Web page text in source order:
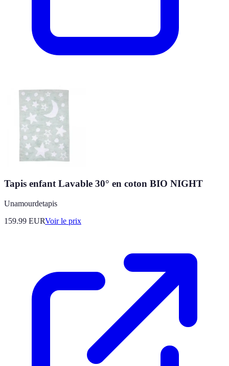
Tapis enfant Lavable 30° en coton BIO NIGHT
Unamourdetapis
159.99 EURVoir le prix